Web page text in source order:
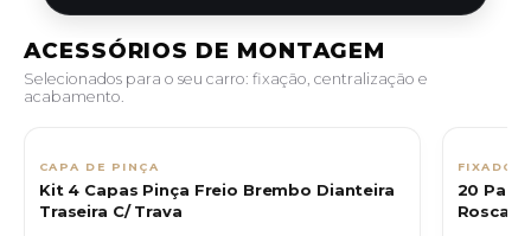
ACESSÓRIOS DE MONTAGEM
Selecionados para o seu carro: fixação, centralização e
acabamento.
CAPA DE PINÇA
Kit 4 Capas Pinça Freio Brembo Dianteira
Traseira C/ Trava
20
Rosca